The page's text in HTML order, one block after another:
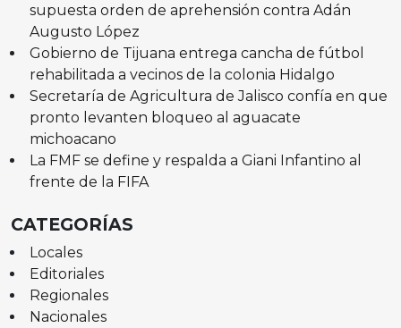
supuesta orden de aprehensión contra Adán
Augusto López
Gobierno de Tijuana entrega cancha de fútbol
rehabilitada a vecinos de la colonia Hidalgo
Secretaría de Agricultura de Jalisco confía en que
pronto levanten bloqueo al aguacate
michoacano
La FMF se define y respalda a Giani Infantino al
frente de la FIFA
CATEGORÍAS
Locales
Editoriales
Regionales
Nacionales